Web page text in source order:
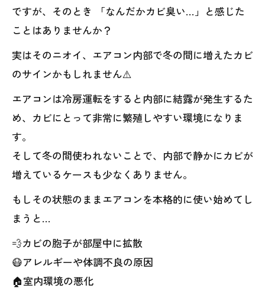
ですが、そのとき 「なんだかカビ臭い…」と感じた
ことはありませんか？
実はそのニオイ、エアコン内部で冬の間に増えたカビ
のサインかもしれません⚠️
エアコンは冷房運転をすると内部に結露が発生するた
め、カビにとって非常に繁殖しやすい環境になりま
す。
そして冬の間使われないことで、内部で静かにカビが
増えているケースも少なくありません。
もしその状態のままエアコンを本格的に使い始めてし
まうと…
💨カビの胞子が部屋中に拡散
😷アレルギーや体調不良の原因
🏠室内環境の悪化